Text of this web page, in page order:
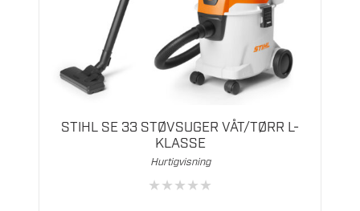
STIHL SE 33 STØVSUGER VÅT/TØRR L-
KLASSE
Hurtigvisning
★★★★★